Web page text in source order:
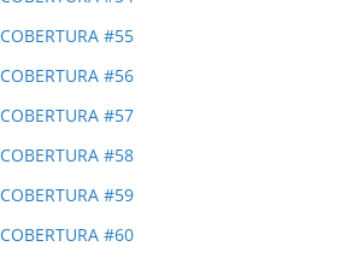
COBERTURA #55
COBERTURA #56
COBERTURA #57
COBERTURA #58
COBERTURA #59
COBERTURA #60